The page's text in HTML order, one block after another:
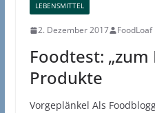
LEBENSMITTEL
2. Dezember 2017 FoodLoaf
Foodtest:
Produkte
Vorgeplänkel Als